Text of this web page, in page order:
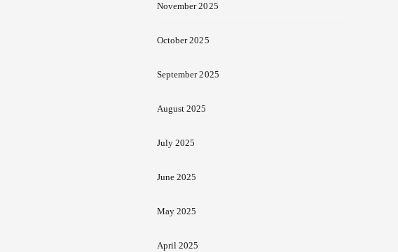
November 2025
October 2025
September 2025
August 2025
July 2025
June 2025
May 2025
April 2025